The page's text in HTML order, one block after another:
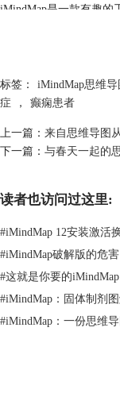
iMindMap是一款有趣的
有趣的事情，此外，
所有重要的日常细节。
“我和哥哥发现，使用
地理解每天的生活，简
和备注的纸张来保存树
如果你对文中提到的
的好处。
更多关于iMindMap思维
您有用的信息。
标签： iMindMap思维导
症
， 癫痫患者
上一篇： 来自思维导图
下一篇： 与春天一起的
读者也访问过这里:
#iMindMap 12安装激活
#iMindMap破解版的危害
#这就是你要的iMindMap
#iMindMap：固体制剂
#iMindMap：一份思维